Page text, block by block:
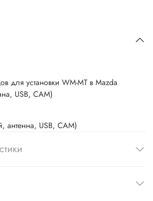
для установки WM-MT в Mazda
USB, CAM)
антенна, USB, CAM)